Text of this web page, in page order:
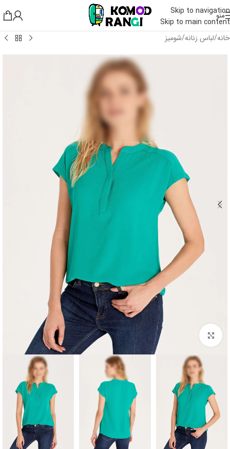
Skip to navigation
Skip to main content
منو
خانه/لباس زنانه/شومیز
برای بزرگنمایی کلیک کنید